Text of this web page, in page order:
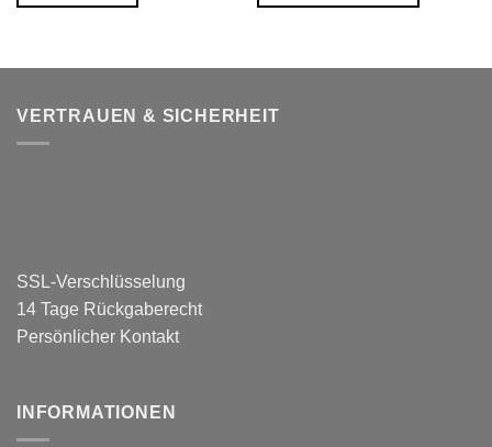
VERTRAUEN & SICHERHEIT
SSL-Verschlüsselung
14 Tage Rückgaberecht
Persönlicher Kontakt
INFORMATIONEN